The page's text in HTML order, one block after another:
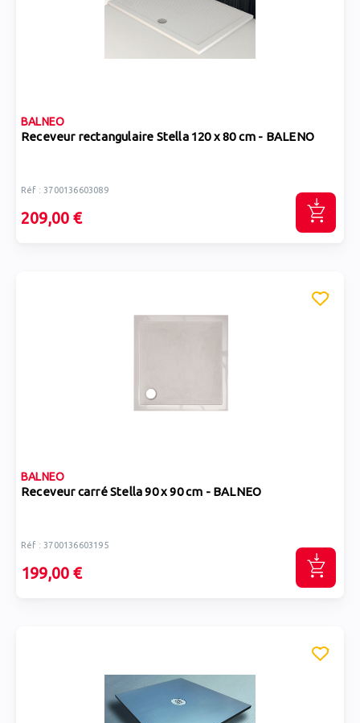
BALNEO
Receveur rectangulaire Stella 120 x 80 cm - BALENO
Réf : 3700136603089
209,00 €
BALNEO
Receveur carré Stella 90 x 90 cm - BALNEO
Réf : 3700136603195
199,00 €